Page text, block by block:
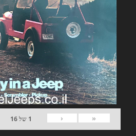
«
‹
1 של16